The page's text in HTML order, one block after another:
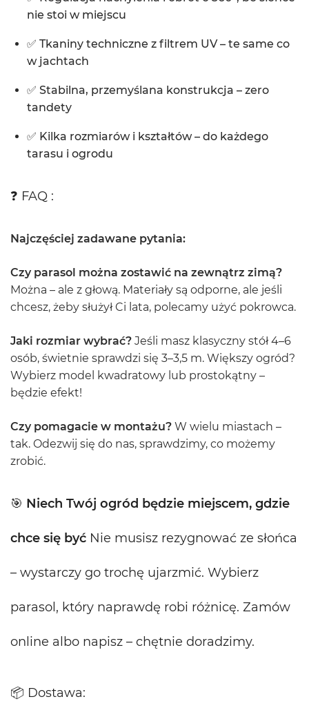
nie stoi w miejscu
✅ Tkaniny techniczne z filtrem UV – te same co
w jachtach
✅ Stabilna, przemyślana konstrukcja – zero
tandety
✅ Kilka rozmiarów i kształtów – do każdego
tarasu i ogrodu
❓ FAQ :
Najczęściej zadawane pytania:
Czy parasol można zostawić na zewnątrz zimą?
Można – ale z głową. Materiały są odporne, ale jeśli
chcesz, żeby służył Ci lata, polecamy użyć pokrowca.
Jaki rozmiar wybrać? Jeśli masz klasyczny stół 4–6
osób, świetnie sprawdzi się 3–3,5 m. Większy ogród?
Wybierz model kwadratowy lub prostokątny –
będzie efekt!
Czy pomagacie w montażu? W wielu miastach –
tak. Odezwij się do nas, sprawdzimy, co możemy
zrobić.
🎯 Niech Twój ogród będzie miejscem, gdzie
chce się być Nie musisz rezygnować ze słońca
– wystarczy go trochę ujarzmić. Wybierz
parasol, który naprawdę robi różnicę. Zamów
online albo napisz – chętnie doradzimy.
📦 Dostawa: